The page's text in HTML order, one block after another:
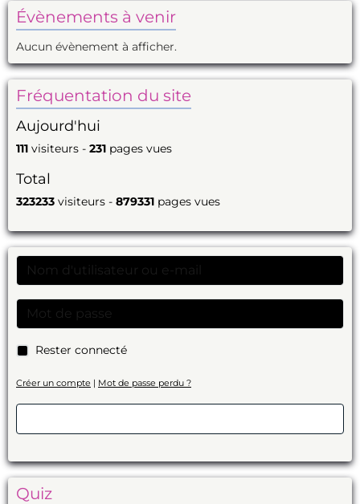
Évènements à venir
Aucun évènement à afficher.
Fréquentation du site
Aujourd'hui
111 visiteurs - 231 pages vues
Total
323233 visiteurs - 879331 pages vues
Rester connecté
Créer un compte | Mot de passe perdu ?
Quiz